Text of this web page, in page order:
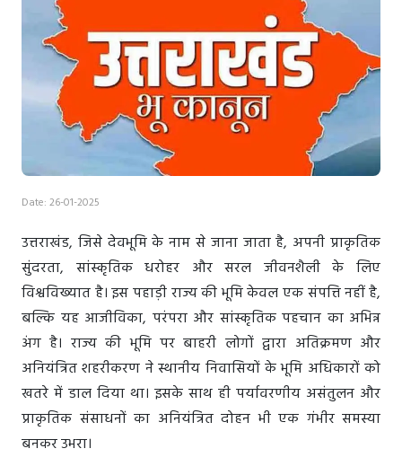
Date: 26-01-2025
उत्तराखंड, जिसे देवभूमि के नाम से जाना जाता है, अपनी प्राकृतिक
सुंदरता, सांस्कृतिक धरोहर और सरल जीवनशैली के लिए
विश्वविख्यात है। इस पहाड़ी राज्य की भूमि केवल एक संपत्ति नहीं है,
बल्कि यह आजीविका, परंपरा और सांस्कृतिक पहचान का अभिन्न
अंग है। राज्य की भूमि पर बाहरी लोगों द्वारा अतिक्रमण और
अनियंत्रित शहरीकरण ने स्थानीय निवासियों के भूमि अधिकारों को
खतरे में डाल दिया था। इसके साथ ही पर्यावरणीय असंतुलन और
प्राकृतिक संसाधनों का अनियंत्रित दोहन भी एक गंभीर समस्या
बनकर उभरा।